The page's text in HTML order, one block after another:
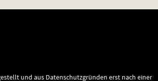
und aus Datenschutzgründen erst nach einer